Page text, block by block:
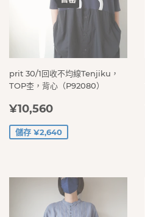
prit 30/1回收不均線Tenjiku，
TOP杢，背心（P92080）
售
價
¥10,560
儲存 ¥2,640